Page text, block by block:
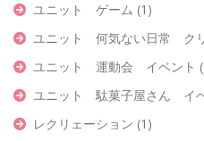
ユニット ゲーム (1)
ユニット 何気ない日常 ク
ユニット 運動会 イベント
ユニット 駄菓子屋さん イ
レクリェーション (1)